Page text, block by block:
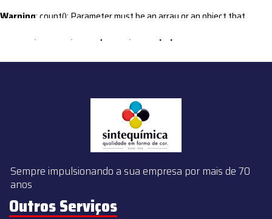
Warning: count(): Parameter must be an array or an object that
content/themes/sintequimica/index.php
Sempre impulsionando a sua empresa por mais de 70
anos
Outros Serviços